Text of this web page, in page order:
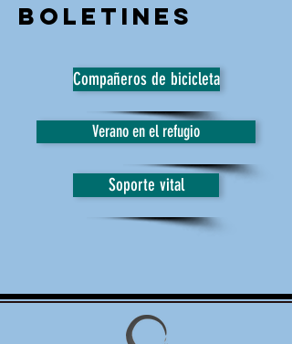
Boletines
Compañeros de bicicleta
Verano en el refugio
Soporte vital